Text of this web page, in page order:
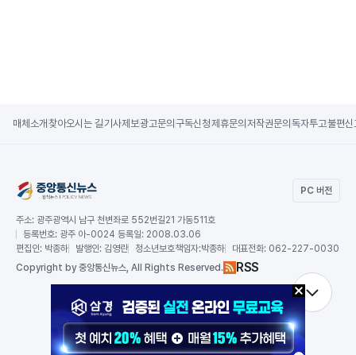
매체소개 찾아오시는 길기사제보광고문의 구독신청제휴문의 저작권문의 독자투고불편신
PC 버전
주소: 광주광역시 남구 천변좌로 552번길21 가동511호
등록번호: 광주 아-0024 등록일: 2008.03.06
편집인: 박종하 발행인: 김영란 청소년보호책임자:박종하 대표전화: 062-227-0030
Copyright by 중앙통신뉴스, All Rights Reserved. RSS